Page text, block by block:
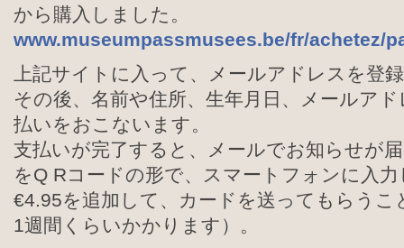
から購入しました。
www.museumpassmusees.be/fr/achetez/
上記サイトに入って、メールアドレスを登
その後、名前や住所、生年月日、メールア
払いをおこないます。
支払いが完了すると、メールでお知らせが
をQ Rコードの形で、スマートフォンに入
€4.95を追加して、カードを送ってもらうこ
1週間くらいかかります）。